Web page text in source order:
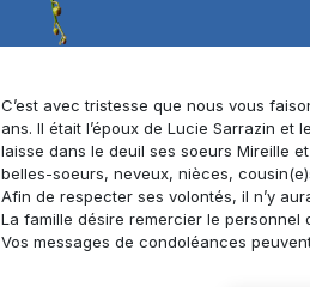
C’est avec tristesse que nous vous
ans. Il était l’époux de Lucie Sarrazin et
laisse dans le deuil ses soeurs Mireille et
belles-soeurs, neveux, nièces,
Afin de respecter ses volontés, il n’y
La famille désire remercier le personnel
Vos messages de condoléances